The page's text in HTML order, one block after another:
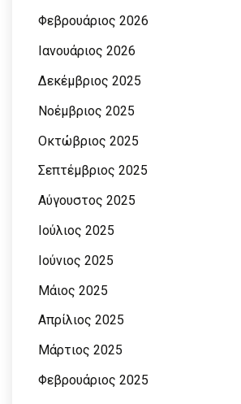
Φεβρουάριος 2026
Ιανουάριος 2026
Δεκέμβριος 2025
Νοέμβριος 2025
Οκτώβριος 2025
Σεπτέμβριος 2025
Αύγουστος 2025
Ιούλιος 2025
Ιούνιος 2025
Μάιος 2025
Απρίλιος 2025
Μάρτιος 2025
Φεβρουάριος 2025